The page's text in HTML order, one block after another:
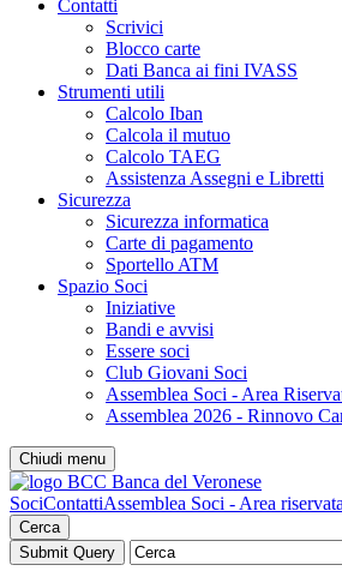
Contatti
Scrivici
Blocco carte
Dati Banca ai fini IVASS
Strumenti utili
Calcolo Iban
Calcola il mutuo
Calcolo TAEG
Assistenza Assegni e Libretti
Sicurezza
Sicurezza informatica
Carte di pagamento
Sportello ATM
Spazio Soci
Iniziative
Bandi e avvisi
Essere soci
Club Giovani Soci
Assemblea Soci - Area
Assemblea 2026 - Rinnovo
Chiudi menu
SociContattiAssemblea Soci - Area riservata
Cerca